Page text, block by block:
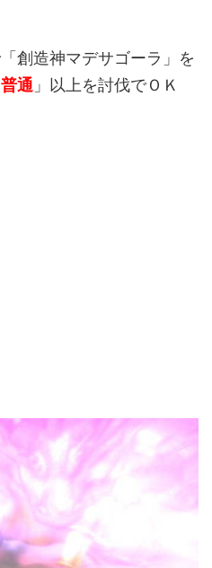
創造神マデサゴーラ」を
普通 」以上を討伐でＯＫ